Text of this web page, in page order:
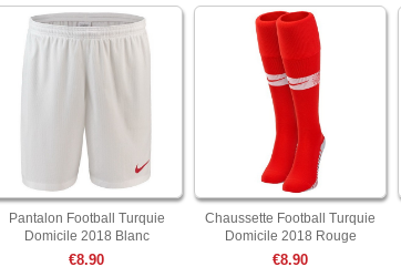
Pantalon Football Turquie
Domicile 2018 Blanc
€8.90
Chaussette Football Turquie
Domicile 2018 Rouge
€8.90